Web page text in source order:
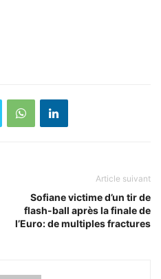
Article suivant
Sofiane victime d’un tir de
flash-ball après la finale de
l’Euro: de multiples fractures